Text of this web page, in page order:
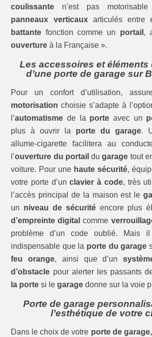
coulissante n’est pas
panneaux verticauxarticulés entre
battante fonction comme un portail ,
ouverture à la Française ».
Les accessoires et éléments
d’une porte de garage sur
Pour un confort d’utilisation,
motorisation choisie s’adapte à
l’automatisme de la porte avec un
plus à ouvrir la porte du garage.
allume-cigarette facilitera au
l’ouverture du portail dugarage tout
voiture. Pour une haute sécurité,
votre porte d’unclavier à code, très
l’accès principal de la maison est le
un niveau de sécuritéencore plus
d’empreinte digital comme
problème d’un code oublié. Mais
indispensable que la porte du garage
feu orange, ainsi que d’un
d’obstacle pour alerter les passants
la porte si legarage donne sur la voie
Porte de garage
l’esthétique de votre
Dans le choix de votre porte de